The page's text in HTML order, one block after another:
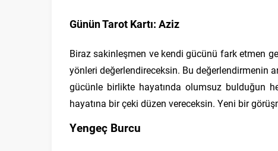
Günün Tarot Kartı: Aziz
Biraz sakinleşmen ve kendi gücünü fark etmen
yönleri değerlendireceksin. Bu değerlendirmenin
gücünle birlikte hayatında olumsuz bulduğun
hayatına bir çeki düzen vereceksin. Yeni bir
Yengeç Burcu